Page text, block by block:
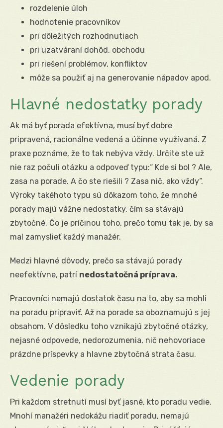
rozdelenie úloh
hodnotenie pracovníkov
pri dôležitých rozhodnutiach
pri uzatváraní dohôd, obchodu
pri riešení problémov, konfliktov
môže sa použiť aj na generovanie nápadov apod.
Hlavné nedostatky porady
Ak má byť porada efektívna, musí byť dobre
pripravená, racionálne vedená a účinne využívaná. Z
praxe poznáme, že to tak nebýva vždy. Určite ste už
nie raz počuli otázku a odpoveď typu:“ Kde si bol ? Ale,
zasa na porade. A čo ste riešili ? Zasa nič, ako vždy“.
Výroky takéhoto typu sú dôkazom toho, že mnohé
porady majú vážne nedostatky, čím sa stávajú
zbytočné. Čo je príčinou toho, prečo tomu tak je, by sa
mal zamyslieť každý manažér.
Medzi hlavné dôvody, prečo sa stávajú porady
neefektívne, patrí nedostatočná príprava.
Pracovníci nemajú dostatok času na to, aby sa mohli
na poradu pripraviť. Až na porade sa oboznamujú s jej
obsahom. V dôsledku toho vznikajú zbytočné otázky,
nejasné odpovede, nedorozumenia, nič nehovoriace
prázdne príspevky a hlavne zbytočná strata času.
Vedenie porady
Pri každom stretnutí musí byť jasné, kto poradu vedie.
Mnohí manažéri nedokážu riadiť poradu, nemajú